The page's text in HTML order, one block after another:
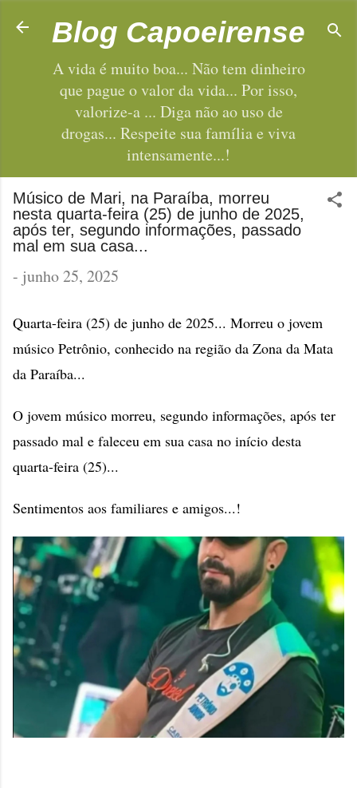
Pular para o conteúdo principal
Blog Capoeirense
A vida é muito boa... Não tem dinheiro
que pague o valor da vida... Por isso,
valorize-a ... Diga não ao uso de
drogas... Respeite sua família e viva
intensamente...!
Músico de Mari, na Paraíba, morreu
nesta quarta-feira (25) de junho de 2025,
após ter, segundo informações, passado
mal em sua casa...
- junho 25, 2025
Quarta-feira (25) de junho de 2025... Morreu o jovem
músico Petrônio, conhecido na região da Zona da Mata
da Paraíba...
O jovem músico morreu, segundo informações, após ter
passado mal e faleceu em sua casa no início desta
quarta-feira (25)...
Sentimentos aos familiares e amigos...!